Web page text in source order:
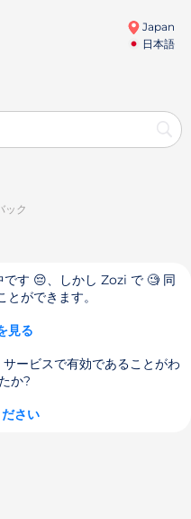
Japan
日本語
ック
す 😔、しかし Zozi で 🧐 同
ができます。
見る
ービスで有効であることがわ
か?
さい